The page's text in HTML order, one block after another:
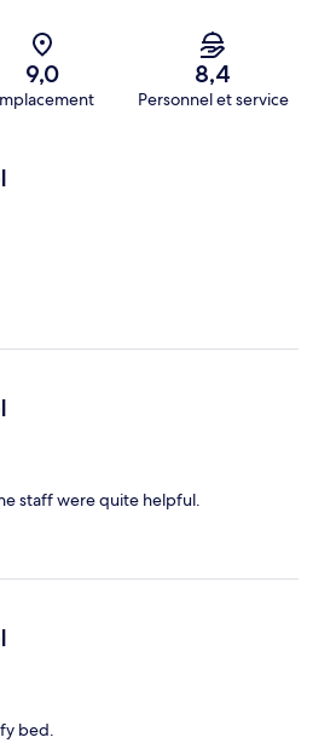
9,0 8,4
Personnel et service
staff were quite helpful.
bed.